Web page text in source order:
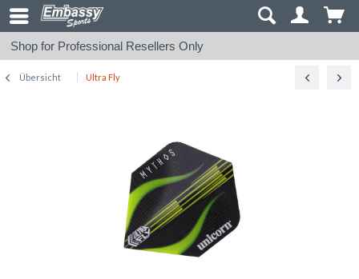
Shop for Professional Resellers Only
Übersicht Ultra Fly